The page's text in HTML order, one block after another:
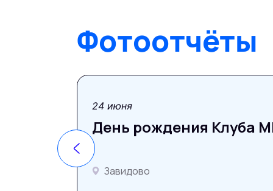
Фотоотчёты
фотоотчёт
24 июня
День рождения Клуба
Завидово